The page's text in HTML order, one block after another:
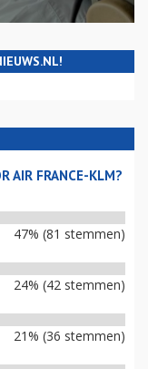
AIR FRANCE-KLM?
47% (81 stemmen)
24% (42 stemmen)
21% (36 stemmen)